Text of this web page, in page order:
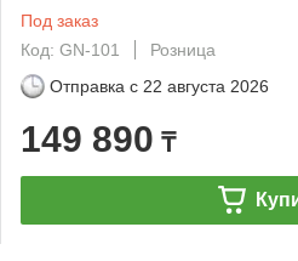
Под заказ
Код: GN-101
Розница
Отправка с 22 августа 2026
149 890 ₸